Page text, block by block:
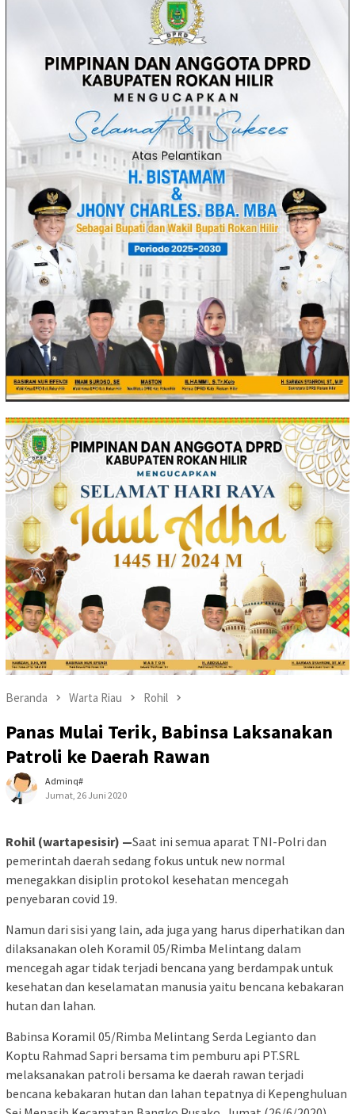
Beranda Warta Riau Rohil
Panas Mulai Terik, Babinsa Laksanakan
Patroli ke Daerah Rawan
Adminq#
Jumat, 26 Juni 2020
Rohil (wartapesisir) —Saat ini semua aparat TNI-Polri dan
pemerintah daerah sedang fokus untuk new normal
menegakkan disiplin protokol kesehatan mencegah
penyebaran covid 19.
Namun dari sisi yang lain, ada juga yang harus diperhatikan dan
dilaksanakan oleh Koramil 05/Rimba Melintang dalam
mencegah agar tidak terjadi bencana yang berdampak untuk
kesehatan dan keselamatan manusia yaitu bencana kebakaran
hutan dan lahan.
Babinsa Koramil 05/Rimba Melintang Serda Legianto dan
Koptu Rahmad Sapri bersama tim pemburu api PT.SRL
melaksanakan patroli bersama ke daerah rawan terjadi
bencana kebakaran hutan dan lahan tepatnya di Kepenghuluan